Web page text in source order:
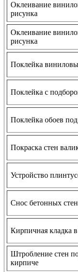
Оклеивание
рисунка
Оклеивание
рисунка
Поклейка
Поклейка с
Поклейка обоев
Покраска стен
Устройство
Снос бетонных
Кирпичная кладка
Штробление стен
кирпиче